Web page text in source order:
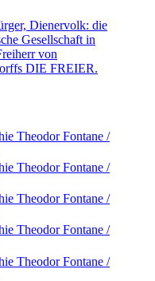
Dienervolk: die
Gesellschaft in
von
DIE FREIER.
Theodor Fontane /
Theodor Fontane /
Theodor Fontane /
Theodor Fontane /
Theodor Fontane /